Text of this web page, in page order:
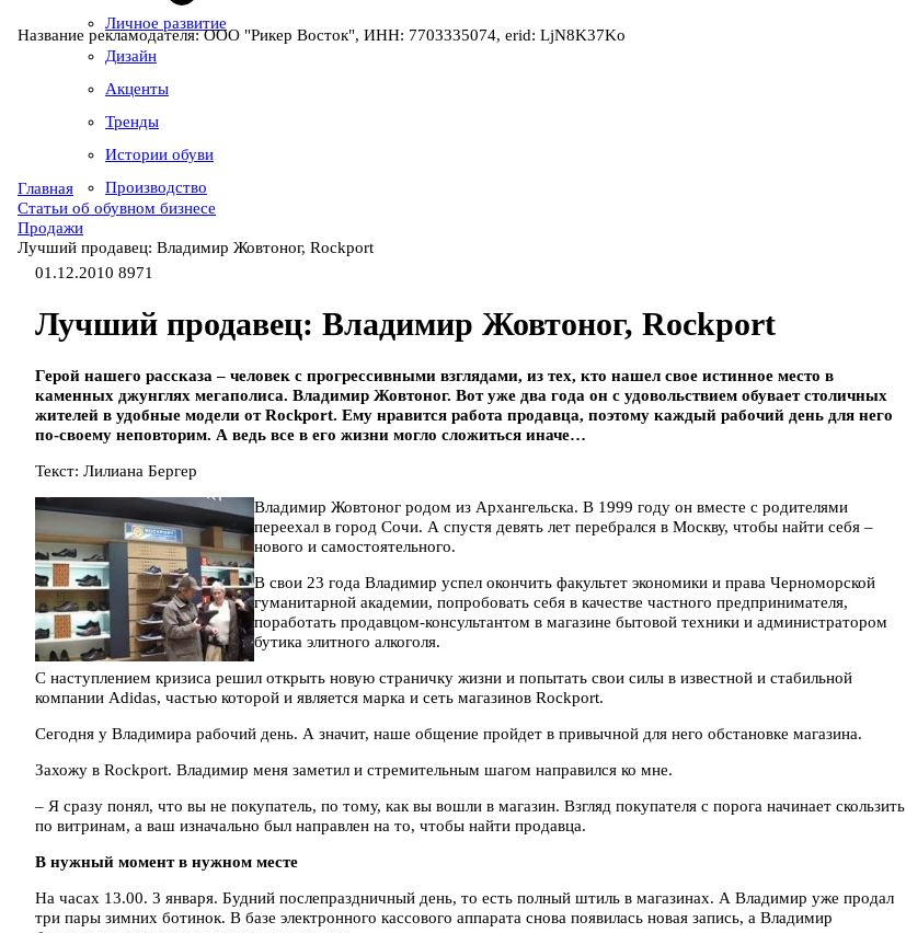
Личное развитие
Дизайн
Акценты
Тренды
Истории обуви
Производство
Название рекламодателя: ООО "Рикер Восток", ИНН: 7703335074, erid: LjN8K37Ko
Главная
Статьи об обувном бизнесе
Продажи
Лучший продавец: Владимир Жовтоног, Rockport
01.12.2010 8971
Лучший продавец: Владимир Жовтоног, Rockport
Герой нашего рассказа – человек с прогрессивными взглядами, из тех, кто нашел свое истинное место в
каменных джунглях мегаполиса. Владимир Жовтоног. Вот уже два года он с удовольствием обувает столичных
жителей в удобные модели от Rockport. Ему нравится работа продавца, поэтому каждый рабочий день для него
по-своему неповторим. А ведь все в его жизни могло сложиться иначе…
Текст: Лилиана Бергер
Владимир Жовтоног родом из Архангельска. В 1999 году он вместе с родителями
переехал в город Сочи. А спустя девять лет перебрался в Москву, чтобы найти себя –
нового и самостоятельного.
В свои 23 года Владимир успел окончить факультет экономики и права Черноморской
гуманитарной академии, попробовать себя в качестве частного предпринимателя,
поработать продавцом-консультантом в магазине бытовой техники и администратором
бутика элитного алкоголя.
С наступлением кризиса решил открыть новую страничку жизни и попытать свои силы в известной и стабильной
компании Adidas, частью которой и является марка и сеть магазинов Rockport.
Сегодня у Владимира рабочий день. А значит, наше общение пройдет в привычной для него обстановке магазина.
Захожу в Rockport. Владимир меня заметил и стремительным шагом направился ко мне.
– Я сразу понял, что вы не покупатель, по тому, как вы вошли в магазин. Взгляд покупателя с порога начинает скользить
по витринам, а ваш изначально был направлен на то, чтобы найти продавца.
В нужный момент в нужном месте
На часах 13.00. 3 января. Будний послепраздничный день, то есть полный штиль в магазинах. А Владимир уже продал
три пары зимних ботинок. В базе электронного кассового аппарата снова появилась новая запись, а Владимир